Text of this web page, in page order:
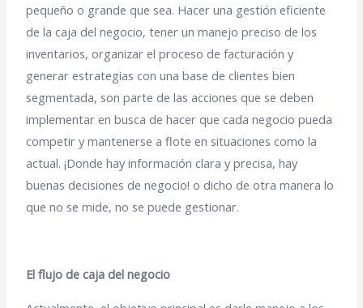
pequeño o grande que sea. Hacer una gestión eficiente
de la caja del negocio, tener un manejo preciso de los
inventarios, organizar el proceso de facturación y
generar estrategias con una base de clientes bien
segmentada, son parte de las acciones que se deben
implementar en busca de hacer que cada negocio pueda
competir y mantenerse a flote en situaciones como la
actual. ¡Donde hay información clara y precisa, hay
buenas decisiones de negocio! o dicho de otra manera lo
que no se mide, no se puede gestionar.
El flujo de caja del negocio